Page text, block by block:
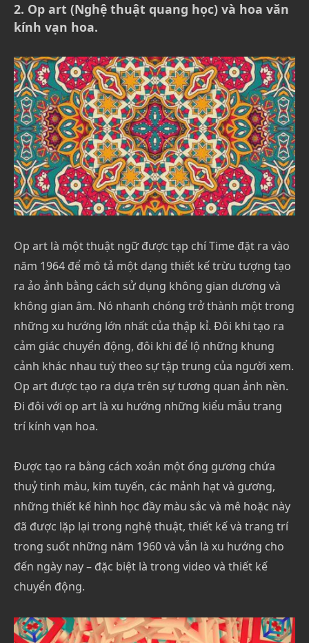
2. Op art (Nghệ thuật quang học) và hoa văn
kính vạn hoa.
Op art là một thuật ngữ được tạp chí Time đặt ra vào
năm 1964 để mô tả một dạng thiết kế trừu tượng tạo
ra ảo ảnh bằng cách sử dụng không gian dương và
không gian âm. Nó nhanh chóng trở thành một trong
những xu hướng lớn nhất của thập kỉ. Đôi khi tạo ra
cảm giác chuyển động, đôi khi để lộ những khung
cảnh khác nhau tuỳ theo sự tập trung của người xem.
Op art được tạo ra dựa trên sự tương quan ảnh nền.
Đi đôi với op art là xu hướng những kiểu mẫu trang
trí kính vạn hoa.
Được tạo ra bằng cách xoắn một ống gương chứa
thuỷ tinh màu, kim tuyến, các mảnh hạt và gương,
những thiết kế hình học đầy màu sắc và mê hoặc này
đã được lặp lại trong nghệ thuật, thiết kế và trang trí
trong suốt những năm 1960 và vẫn là xu hướng cho
đến ngày nay – đặc biệt là trong video và thiết kế
chuyển động.